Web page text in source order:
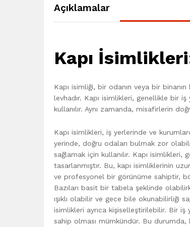
Açıklamalar
Kapı
Kapı isimliği, bir odanın veya bir
levhadır. Kapı isimlikleri, genellikle bir
kullanılır. Aynı zamanda, misafirlerin
Kapı isimlikleri, iş yerlerinde ve
yerinde, doğru odaları bulmak zor
sağlamak için kullanılır. Kapı isimlikleri,
tasarlanmıştır. Bu, kapı isimliklerinin
ve profesyonel bir görünüme sahiptir,
Bazıları basit bir tabela şeklinde
ışıklı olabilir ve gece bile okunabilirliği
isimlikleri ayrıca kişiselleştirilebilir. Bir
sahip olması mümkündür. Bu durumda,